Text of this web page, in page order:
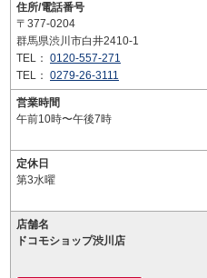
住所/電話番号
〒377-0204
群馬県渋川市白井2410-1
TEL： 0120-557-271
TEL： 0279-26-3111
営業時間
午前10時〜午後7時
定休日
第3水曜
店舗名
ドコモショップ渋川店